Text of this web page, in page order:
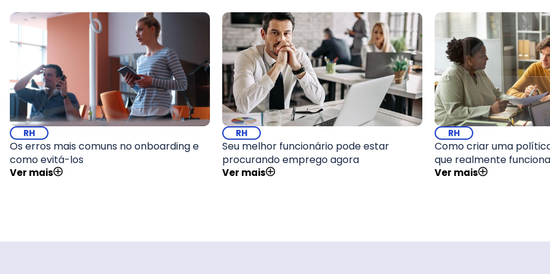
RH
Os erros mais comuns no onboarding e
como evitá-los
Ver mais
RH
Seu melhor funcionário pode estar
procurando emprego agora
Ver mais
RH
Como criar uma
que realmente funciona
Ver mais